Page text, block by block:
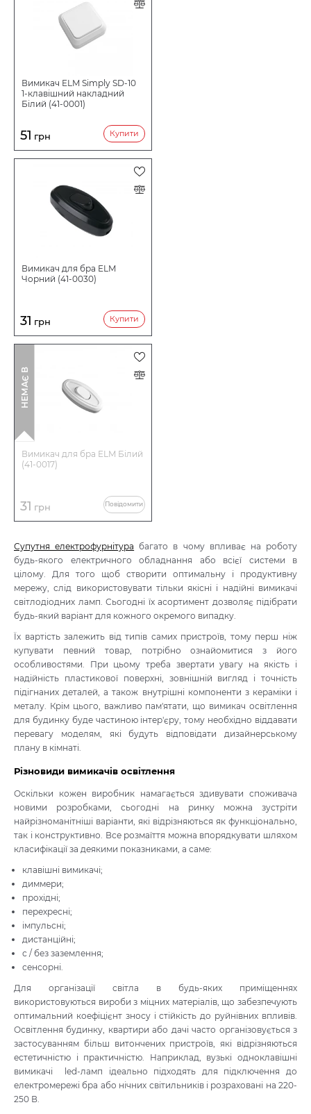
Вимикач ELM Simply SD-10
1-клавішний накладний
Білий (41-0001)
51 грн Купити
Вимикач для бра ELM
Чорний (41-0030)
31 грн Купити
Вимикач для бра ELM Білий
(41-0017)
31 грн Повідомити
Н
Е
М
А
Є
В
Н
А
Я
В
Н
О
С
Т
Супутня електрофурнітура багато в чому впливає на роботу
будь-якого електричного обладнання або всієї системи в
цілому. Для того щоб створити оптимальну і продуктивну
мережу, слід використовувати тільки якісні і надійні вимикачі
світлодіодних ламп. Сьогодні їх асортимент дозволяє підібрати
будь-який варіант для кожного окремого випадку.
Їх вартість залежить від типів самих пристроїв, тому перш ніж
купувати певний товар, потрібно ознайомитися з його
особливостями. При цьому треба звертати увагу на якість і
надійність пластикової поверхні, зовнішній вигляд і точність
підігнаних деталей, а також внутрішні компоненти з кераміки і
металу. Крім цього, важливо пам'ятати, що вимикач освітлення
для будинку буде частиною інтер'єру, тому необхідно віддавати
перевагу моделям, які будуть відповідати дизайнерському
плану в кімнаті.
Різновиди вимикачів освітлення
Оскільки кожен виробник намагається здивувати споживача
новими розробками, сьогодні на ринку можна зустріти
найрізноманітніші варіанти, які відрізняються як функціонально,
так і конструктивно. Все розмаїття можна впорядкувати шляхом
класифікації за деякими показниками, а саме:
клавішні вимикачі;
диммери;
прохідні;
перехресні;
імпульсні;
дистанційні;
с / без заземлення;
сенсорні.
Для організації світла в будь-яких приміщеннях
використовуються вироби з міцних матеріалів, що забезпечують
оптимальний коефіцієнт зносу і стійкість до руйнівних впливів.
Освітлення будинку, квартири або дачі часто організовується з
застосуванням більш витончених пристроїв, які відрізняються
естетичністю і практичністю. Наприклад, вузькі одноклавішні
вимикачі led-ламп ідеально підходять для підключення до
електромережі бра або нічних світильників і розраховані на 220-
250 В.